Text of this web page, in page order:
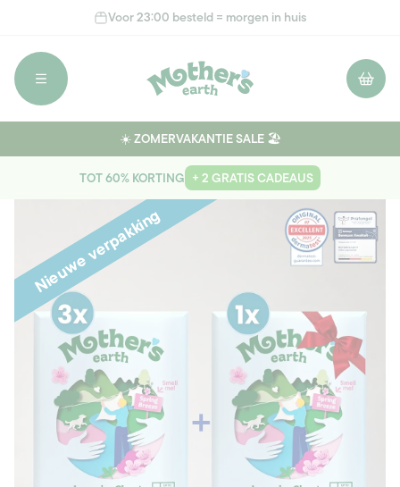
Voor 23:00 besteld = morgen in huis
☀️ ZOMERVAKANTIE SALE 🏖️
TOT 60% KORTING + 2 GRATIS CADEAUS
productinformatie
Nieuwe verpakking